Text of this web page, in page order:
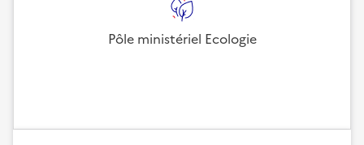
Pôle ministériel Ecologie